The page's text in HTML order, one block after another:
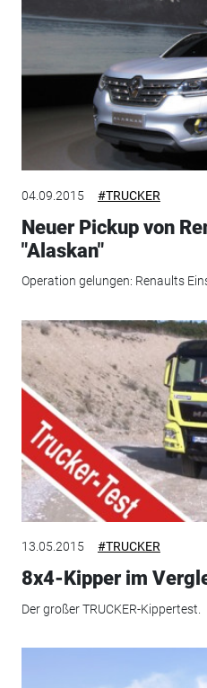
04.09.2015 #TRUCKER
Neuer Pickup von
"Alaskan"
Operation gelungen: Renaults
13.05.2015 #TRUCKER
8x4-Kipper im
Der großer TRUCKER-Kippertest.